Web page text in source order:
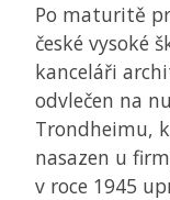
Po maturitě
české vysoké
kanceláři
odvlečen na
Trondheimu,
nasazen u
v roce 1945